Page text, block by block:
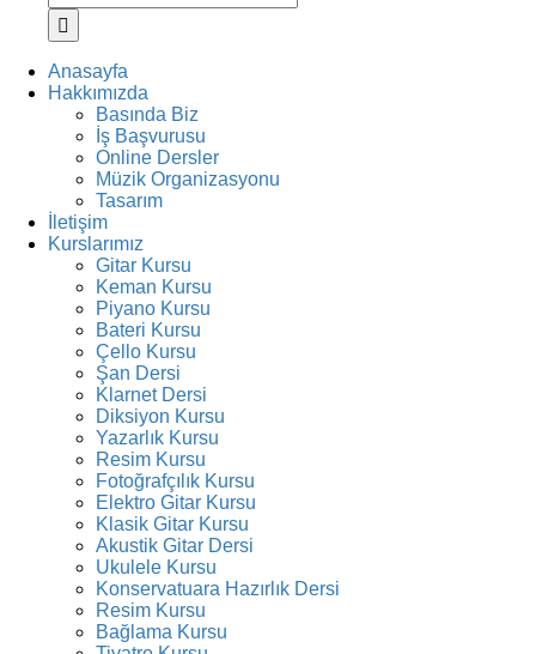
Anasayfa
Hakkımızda
Basında Biz
İş Başvurusu
Online Dersler
Müzik Organizasyonu
Tasarım
İletişim
Kurslarımız
Gitar Kursu
Keman Kursu
Piyano Kursu
Bateri Kursu
Çello Kursu
Şan Dersi
Klarnet Dersi
Diksiyon Kursu
Yazarlık Kursu
Resim Kursu
Fotoğrafçılık Kursu
Elektro Gitar Kursu
Klasik Gitar Kursu
Akustik Gitar Dersi
Ukulele Kursu
Konservatuara Hazırlık Dersi
Resim Kursu
Bağlama Kursu